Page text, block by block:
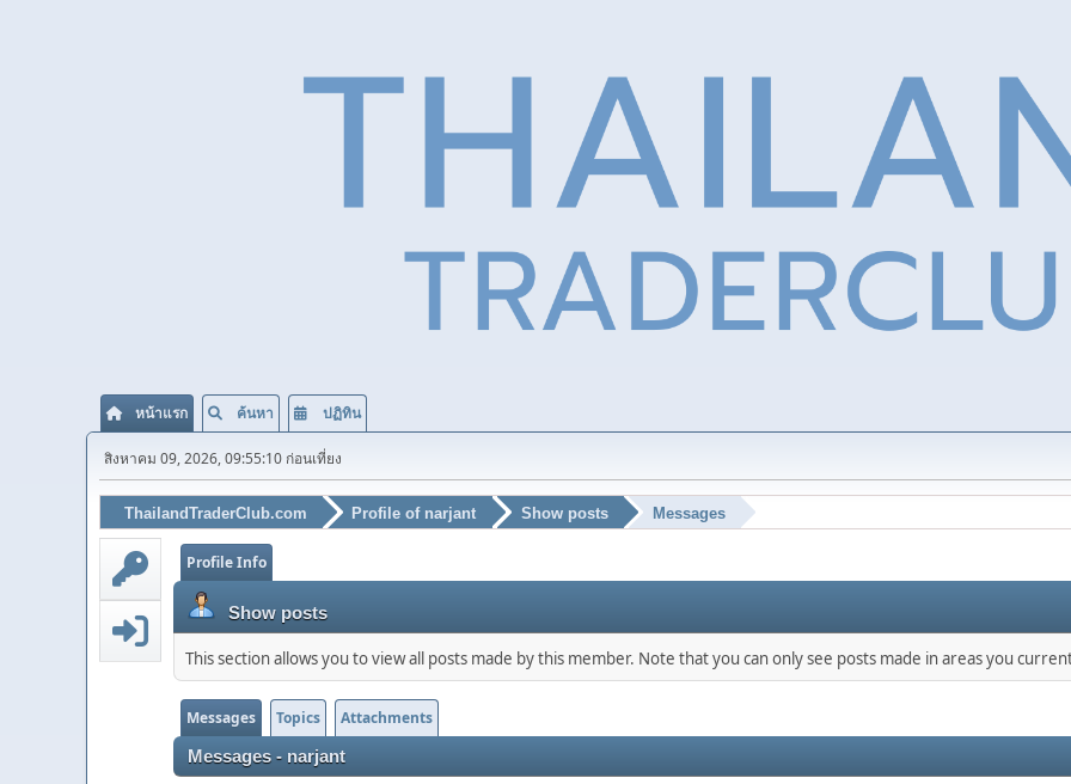
หน้าแรก ค้นหา ปฏิทิน
สิงหาคม 09, 2026, 09:55:10 ก่อนเที่ยง
ThailandTraderClub.com Profile of narjant Show posts Messages
Profile Info
Show posts
This section allows you to view all posts made by this member. Note that you can only see posts made in areas you
Messages Topics Attachments
Messages - narjant